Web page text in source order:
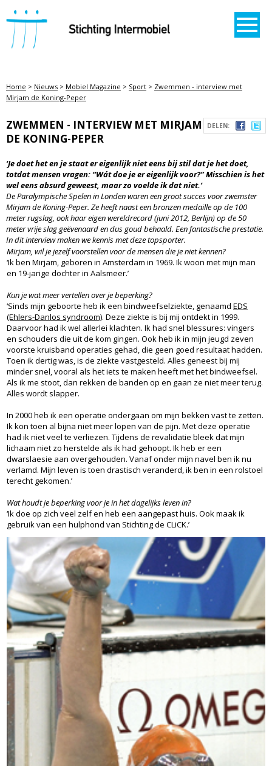
STICHTING INTERMOBIEL
Home > Nieuws > Mobiel Magazine > Sport > Zwemmen - interview met
Mirjam de Koning-Peper
DELEN:
ZWEMMEN - INTERVIEW MET MIRJAM
DE KONING-PEPER
‘Je doet het en je staat er eigenlijk niet eens bij stil dat je het doet,
totdat mensen vragen: “Wát doe je er eigenlijk voor?” Misschien is het
wel eens absurd geweest, maar zo voelde ik dat niet.’
De Paralympische Spelen in Londen waren een groot succes voor zwemster
Mirjam de Koning-Peper. Ze heeft naast een bronzen medaille op de 100
meter rugslag, ook haar eigen wereldrecord (juni 2012, Berlijn) op de 50
meter vrije slag geëvenaard en dus goud behaald. Een fantastische prestatie.
In dit interview maken we kennis met deze topsporter.
Mirjam, wil je jezelf voorstellen voor de mensen die je niet kennen?
‘Ik ben Mirjam, geboren in Amsterdam in 1969. Ik woon met mijn man
en 19-jarige dochter in Aalsmeer.’
Kun je wat meer vertellen over je beperking?
‘Sinds mijn geboorte heb ik een bindweefselziekte, genaamd EDS
(Ehlers-Danlos syndroom). Deze ziekte is bij mij ontdekt in 1999.
Daarvoor had ik wel allerlei klachten. Ik had snel blessures: vingers
en schouders die uit de kom gingen. Ook heb ik in mijn jeugd zeven
voorste kruisband operaties gehad, die geen goed resultaat hadden.
Toen ik dertig was, is de ziekte vastgesteld. Alles geneest bij mij
minder snel, vooral als het iets te maken heeft met het bindweefsel.
Als ik me stoot, dan rekken de banden op en gaan ze niet meer terug.
Alles wordt slapper.
In 2000 heb ik een operatie ondergaan om mijn bekken vast te zetten.
Ik kon toen al bijna niet meer lopen van de pijn. Met deze operatie
had ik niet veel te verliezen. Tijdens de revalidatie bleek dat mijn
lichaam niet zo herstelde als ik had gehoopt. Ik heb er een
dwarslaesie aan overgehouden. Vanaf onder mijn navel ben ik nu
verlamd. Mijn leven is toen drastisch veranderd, ik ben in een rolstoel
terecht gekomen.’
Wat houdt je beperking voor je in het dagelijks leven in?
‘Ik doe op zich veel zelf en heb een aangepast huis. Ook maak ik
gebruik van een hulphond van Stichting de CLiCK.’